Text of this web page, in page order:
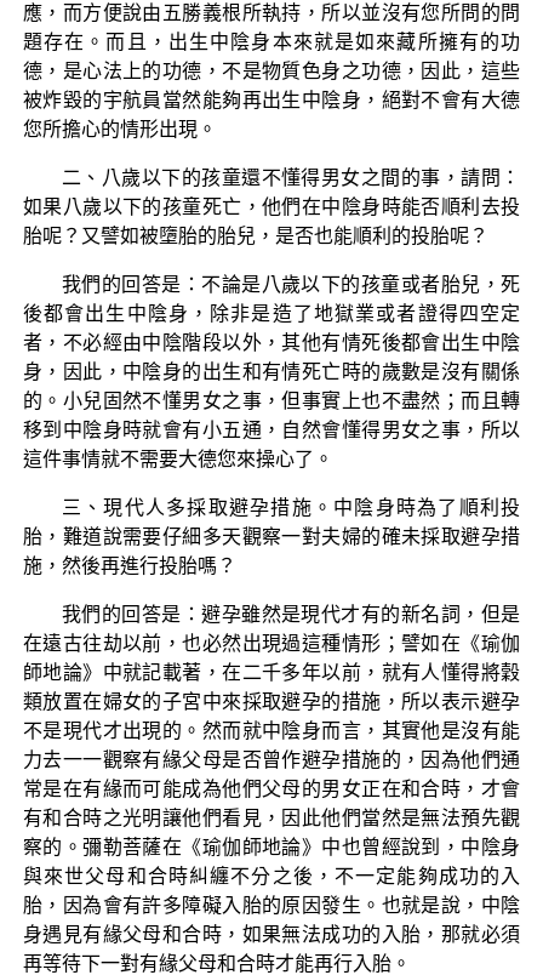
應，而方便說由五勝義根所執持，所以並沒有您所問的問
題存在。而且，出生中陰身本來就是如來藏所擁有的功
德，是心法上的功德，不是物質色身之功德，因此，這些
被炸毀的宇航員當然能夠再出生中陰身，絕對不會有大德
您所擔心的情形出現。
二、八歲以下的孩童還不懂得男女之間的事，請問：
如果八歲以下的孩童死亡，他們在中陰身時能否順利去投
胎呢？又譬如被墮胎的胎兒，是否也能順利的投胎呢？
我們的回答是：不論是八歲以下的孩童或者胎兒，死
後都會出生中陰身，除非是造了地獄業或者證得四空定
者，不必經由中陰階段以外，其他有情死後都會出生中陰
身，因此，中陰身的出生和有情死亡時的歲數是沒有關係
的。小兒固然不懂男女之事，但事實上也不盡然；而且轉
移到中陰身時就會有小五通，自然會懂得男女之事，所以
這件事情就不需要大德您來操心了。
三、現代人多採取避孕措施。中陰身時為了順利投
胎，難道說需要仔細多天觀察一對夫婦的確未採取避孕措
施，然後再進行投胎嗎？
我們的回答是：避孕雖然是現代才有的新名詞，但是
在遠古往劫以前，也必然出現過這種情形；譬如在《瑜伽
師地論》中就記載著，在二千多年以前，就有人懂得將穀
類放置在婦女的子宮中來採取避孕的措施，所以表示避孕
不是現代才出現的。然而就中陰身而言，其實他是沒有能
力去一一觀察有緣父母是否曾作避孕措施的，因為他們通
常是在有緣而可能成為他們父母的男女正在和合時，才會
有和合時之光明讓他們看見，因此他們當然是無法預先觀
察的。彌勒菩薩在《瑜伽師地論》中也曾經說到，中陰身
與來世父母和合時糾纏不分之後，不一定能夠成功的入
胎，因為會有許多障礙入胎的原因發生。也就是說，中陰
身遇見有緣父母和合時，如果無法成功的入胎，那就必須
再等待下一對有緣父母和合時才能再行入胎。